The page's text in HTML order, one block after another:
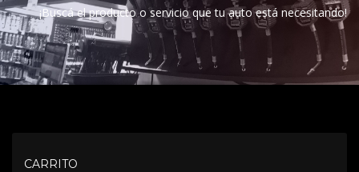
¡Buscá el producto o servicio que tu auto está necesitando!
CARRITO